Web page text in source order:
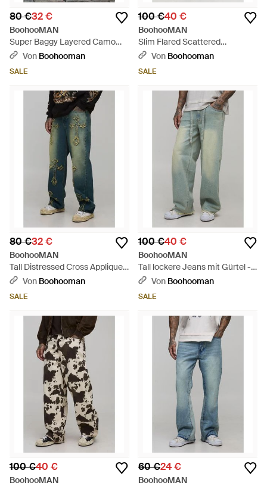
80 €32 €
BoohooMAN
Super Baggy Layered Camo
Cargo Jeans - Grau
Von Boohooman
SALE
100 €40 €
BoohooMAN
Slim Flared Scattered
Rhinestone Ripped Jeans -
Von Boohooman
SALE
80 €32 €
BoohooMAN
Tall Distressed Cross Applique
Tinted Relaxed Fit Jeans - Grün
Von Boohooman
SALE
100 €40 €
BoohooMAN
Tall lockere Jeans mit Gürtel -
GrünVon Boohooman
SALE
100 €40 €
BoohooMAN
60 €24 €
BoohooMAN